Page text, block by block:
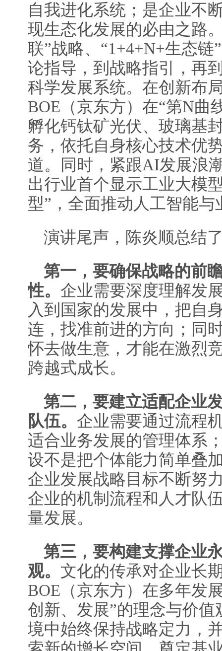
自我进化系统；是企业不
现生态化发展的必由之路
联”战略、“1+4+N+生态
论指导，到战略指引，再
科学发展系统。在创新布
BOE（京东方）在“第N曲
孵化钙钛矿光伏、玻璃基
务，依托自身核心技术优
道。同时，紧跟AI发展浪
出行业首个显示工业大模
型”，全面推动人工智能与
演讲尾声，陈炎顺总结
第一，要确保战略的前
性。 企业需要深度理解发
入到国家的发展中，把自
连，找准前进的方向；同
怀去做生意，才能在激烈
跨越式成长。
第二，要建立适配企业
队伍。 企业需要通过流程
适合业务发展的管理体系
设不是把个体能力简单叠
企业发展战略目标不断努
企业的机制流程和人才队
量发展。
第三，要构建支撑企业
观。 文化的传承对企业长
BOE（京东方）在多年发
创新、发展”的理念与价
境中始终保持战略定力，